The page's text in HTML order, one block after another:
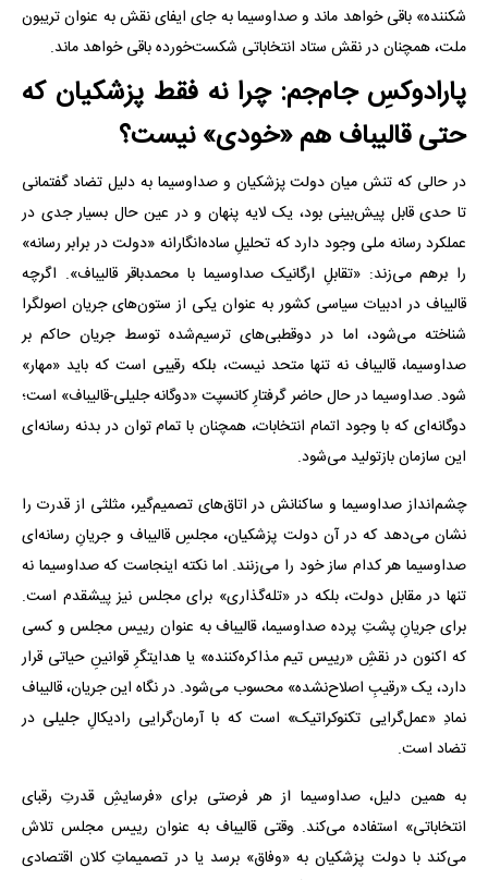
شکننده» باقی خواهد ماند و صداوسیما به جای ایفای نقش به عنوان تریبون
ملت، همچنان در نقش ستاد انتخاباتی شکست‌خورده باقی خواهد ماند.
‌پارادوکسِ جام‌جم: چرا نه فقط پزشکیان که
حتی قالیباف هم «خودی» نیست؟
در حالی که تنش میان دولت پزشکیان و صداوسیما به دلیل تضاد گفتمانی
تا حدی قابل پیش‌بینی بود، یک لایه پنهان و در عین حال بسیار جدی در
عملکرد رسانه ملی وجود دارد که تحلیلِ ساده‌انگارانه «دولت در برابر رسانه»
را برهم می‌زند: «تقابلِ ارگانیک صداوسیما با محمدباقر قالیباف». اگرچه
قالیباف در ادبیات سیاسی کشور به عنوان یکی از ستون‌های جریان اصولگرا
شناخته می‌شود، اما در دوقطبی‌های ترسیم‌شده توسط جریان حاکم بر
صداوسیما، قالیباف نه تنها متحد نیست، بلکه رقیبی است که باید «مهار»
شود. صداوسیما در حال حاضر گرفتارِ کانسپت «دوگانه جلیلی-قالیباف» است؛
دوگانه‌ای که با وجود اتمام انتخابات، همچنان با تمام توان در بدنه رسانه‌ای
این سازمان بازتولید می‌شود.
چشم‌انداز صداوسیما و ساکنانش در اتاق‌های تصمیم‌گیر، مثلثی از قدرت را
نشان می‌دهد که در آن دولت پزشکیان، مجلسِ قالیباف و جریانِ رسانه‌ای
صداوسیما هر کدام ساز خود را می‌زنند. اما نکته اینجاست که صداوسیما نه
تنها در مقابل دولت، بلکه در «تله‌گذاری» برای مجلس نیز پیشقدم است.
برای جریانِ پشتِ پرده صداوسیما، قالیباف به عنوان رییس مجلس و کسی
که اکنون در نقشِ «رییس تیم مذاکره‌کننده» یا هدایتگرِ قوانینِ حیاتی قرار
دارد، یک «رقیبِ اصلاح‌نشده» محسوب می‌شود. در نگاه این جریان، قالیباف
نمادِ «عمل‌گرایی تکنوکراتیک» است که با آرمان‌گرایی رادیکالِ جلیلی در
تضاد است.
به همین دلیل، صداوسیما از هر فرصتی برای «فرسایشِ قدرتِ رقبای
انتخاباتی» استفاده می‌کند. وقتی قالیباف به عنوان رییس مجلس تلاش
می‌کند با دولت پزشکیان به «وفاق» برسد یا در تصمیماتِ کلان اقتصادی